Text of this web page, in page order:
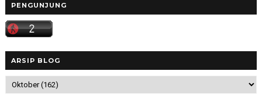
PENGUNJUNG
ARSIP BLOG